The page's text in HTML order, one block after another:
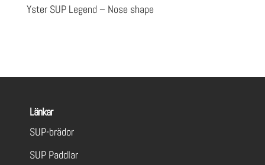
Yster SUP Legend – Nose shape
Länkar
SUP-brädor
SUP Paddlar